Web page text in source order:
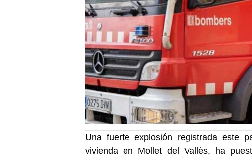
Una fuerte explosión registrada este
vivienda en Mollet del Vallès, ha